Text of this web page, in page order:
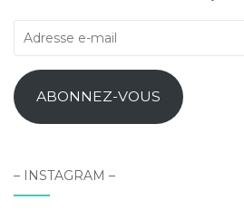
Adresse
mail
ABONNEZ-VOUS
– INSTAGRAM –